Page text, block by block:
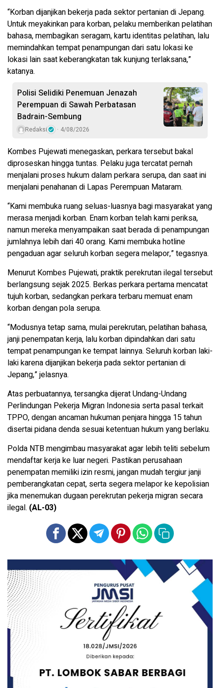
“Korban dijanjikan bekerja pada sektor pertanian di Jepang.
Untuk meyakinkan para korban, pelaku memberikan pelatihan
bahasa, membagikan seragam, kartu identitas pelatihan, lalu
memindahkan tempat penampungan dari satu lokasi ke
lokasi lain saat keberangkatan tak kunjung terlaksana,”
katanya.
Polisi Selidiki Penemuan Jenazah
Perempuan di Sawah Perbatasan
Badrain-Sembung
Redaksi 4/08/2026
Kombes Pujewati menegaskan, perkara tersebut bakal
diproseskan hingga tuntas. Pelaku juga tercatat pernah
menjalani proses hukum dalam perkara serupa, dan saat ini
menjalani penahanan di Lapas Perempuan Mataram.
“Kami membuka ruang seluas-luasnya bagi masyarakat yang
merasa menjadi korban. Enam korban telah kami periksa,
namun mereka menyampaikan saat berada di penampungan
jumlahnya lebih dari 40 orang. Kami membuka hotline
pengaduan agar seluruh korban segera melapor,” tegasnya.
Menurut Kombes Pujewati, praktik perekrutan ilegal tersebut
berlangsung sejak 2025. Berkas perkara pertama mencatat
tujuh korban, sedangkan perkara terbaru memuat enam
korban dengan pola serupa.
“Modusnya tetap sama, mulai perekrutan, pelatihan bahasa,
janji penempatan kerja, lalu korban dipindahkan dari satu
tempat penampungan ke tempat lainnya. Seluruh korban laki-
laki karena dijanjikan bekerja pada sektor pertanian di
Jepang,” jelasnya.
Atas perbuatannya, tersangka dijerat Undang-Undang
Perlindungan Pekerja Migran Indonesia serta pasal terkait
TPPO, dengan ancaman hukuman penjara hingga 15 tahun
disertai pidana denda sesuai ketentuan hukum yang berlaku.
Polda NTB mengimbau masyarakat agar lebih teliti sebelum
mendaftar kerja ke luar negeri. Pastikan perusahaan
penempatan memiliki izin resmi, jangan mudah tergiur janji
pemberangkatan cepat, serta segera melapor ke kepolisian
jika menemukan dugaan perekrutan pekerja migran secara
ilegal. (AL-03)